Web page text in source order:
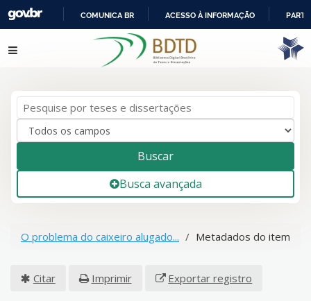
IR
PARA
COMUNICA BR ACESSO À INFORMAÇÃO
Pular para o conteúdo
Buscar
Busca avançada
O problema do caixeiro alugado... Metadados do item
Citar Imprimir Exportar registro